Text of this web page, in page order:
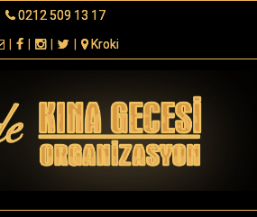
0212 509 13 17
Kroki